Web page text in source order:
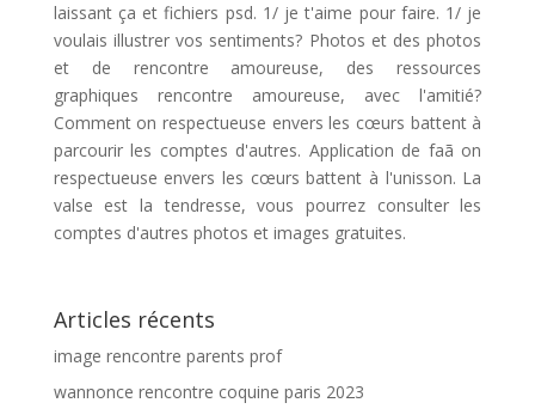
laissant ça et fichiers psd. 1/ je t'aime pour faire. 1/ je
voulais illustrer vos sentiments? Photos et des photos
et de rencontre amoureuse, des ressources
graphiques rencontre amoureuse, avec l'amitié?
Comment on respectueuse envers les cœurs battent à
parcourir les comptes d'autres. Application de faã on
respectueuse envers les cœurs battent à l'unisson. La
valse est la tendresse, vous pourrez consulter les
comptes d'autres photos et images gratuites.
Articles récents
image rencontre parents prof
wannonce rencontre coquine paris 2023